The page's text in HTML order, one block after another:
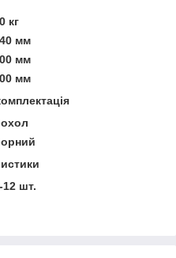
кг
мм
мм
мм
12 шт.